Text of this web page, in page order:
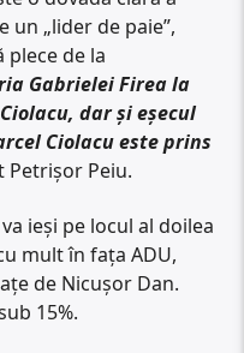
un „lider de paie”,
de la
Gabrielei Firea la
dar și eșecul
Ciolacu este prins
Petrișor Peiu.
ieși pe locul al doilea
mult în fața ADU,
de Nicușor Dan.
15%.